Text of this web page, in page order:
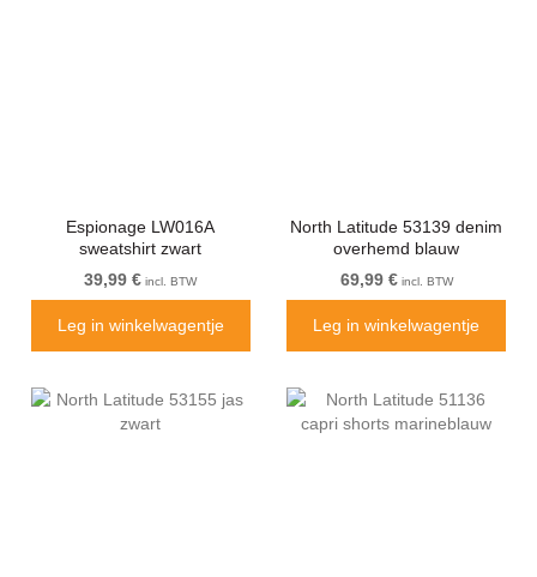
Espionage LW016A
sweatshirt zwart
39,99 € incl. BTW
Leg in winkelwagentje
North Latitude 53139 denim
overhemd blauw
69,99 €incl. BTW
Leg in winkelwagentje